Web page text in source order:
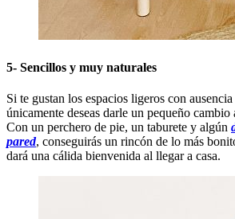
5- Sencillos y muy naturales
Si te gustan los espacios ligeros con
únicamente deseas darle un pequeño cambio
Con un perchero de pie, un taburete y algún
pared, conseguirás un rincón de lo más
dará una cálida bienvenida al llegar a casa.